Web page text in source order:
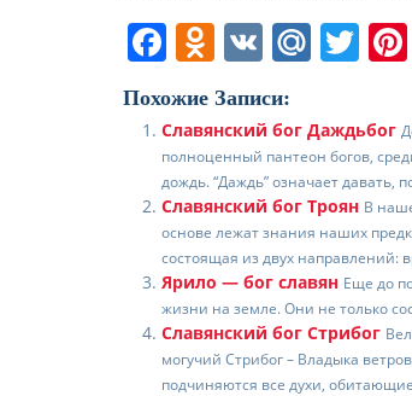
F
c
e
b
o
o
k
O
d
n
o
kl
a
ss
ni
ki
V M
l.
R
u
T
itt
er
Похожие Записи:
Славянский бог Даждьбог
полноценный пантеон богов,
дождь. “Даждь” означает давать,
Славянский бог Троян В
основе лежат знания наших
состоящая из двух направлений:
Ярило — бог славян Еще до
жизни на земле. Они не только
Славянский бог Стрибог
могучий Стрибог – Владыка
подчиняются все духи,